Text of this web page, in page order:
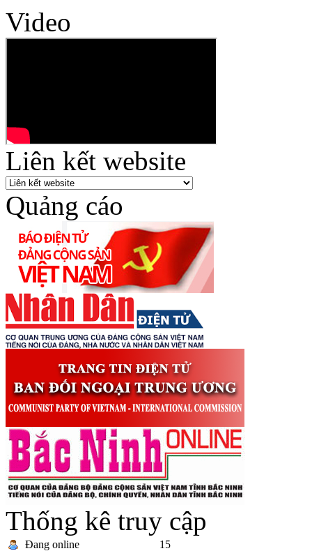
Video
Liên kết website
Quảng cáo
Thống kê truy cập
Đang online
15